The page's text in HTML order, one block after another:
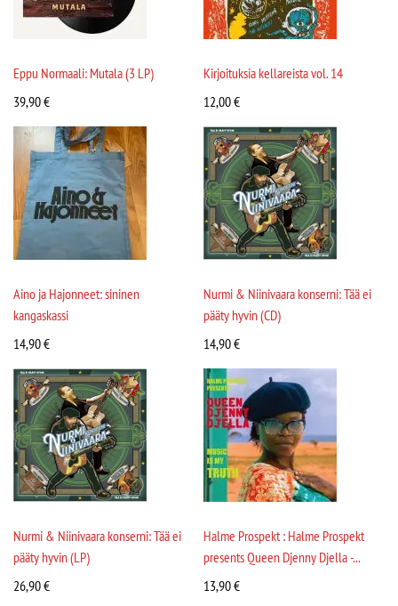
Eppu Normaali: Mutala (3 LP)
39,90€
Kirjoituksia kellareista vol. 14
12,00€
Aino ja Hajonneet: sininen
kangaskassi
14,90€
Nurmi & Niinivaara konserni: Tää ei
pääty hyvin (CD)
14,90€
Nurmi & Niinivaara konserni: Tää ei
pääty hyvin (LP)
26,90€
Halme Prospekt : Halme Prospekt
presents Queen Djenny Djella -...
13,90€